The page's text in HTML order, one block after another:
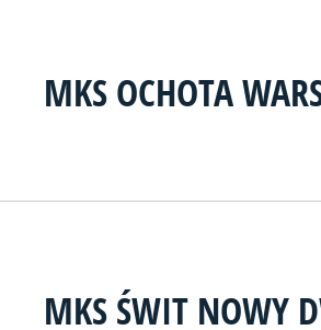
MKS OCHOTA
MKS ŚWIT NOWY